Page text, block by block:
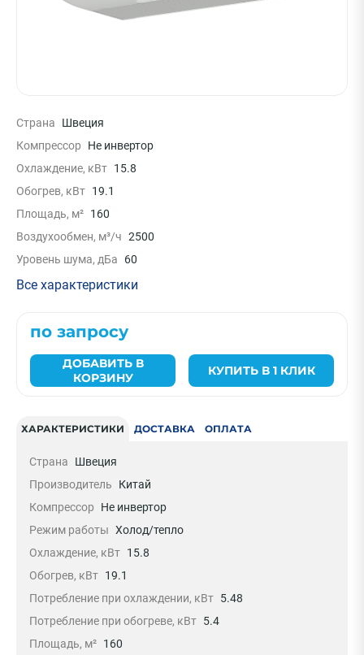
Страна
Швеция
Компрессор
Не инвертор
Охлаждение, кВт 15.8
Обогрев, кВт 19.1
Площадь, м² 160
Воздухообмен, м³/ч 2500
Уровень шума, дБа
60
Все характеристики
по запросу
ДОБАВИТЬ В
КОРЗИНУ
КУПИТЬ В 1 КЛИК
ХАРАКТЕРИСТИКИ ДОСТАВКА ОПЛАТА
Страна
Швеция
Производитель
Китай
Компрессор
Не инвертор
Режим работы Холод/тепло
Охлаждение, кВт 15.8
Обогрев, кВт 19.1
Потребление при охлаждении, кВт 5.48
Потребление при обогреве, кВт 5.4
Площадь, м² 160